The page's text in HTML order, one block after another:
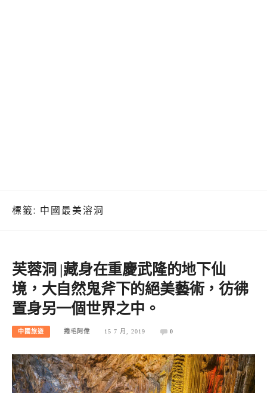
標籤: 中國最美溶洞
芙蓉洞 |藏身在重慶武隆的地下仙
境，大自然鬼斧下的絕美藝術，彷彿
置身另一個世界之中。
中國旅遊 捲毛阿偉 15 7 月, 2019 0